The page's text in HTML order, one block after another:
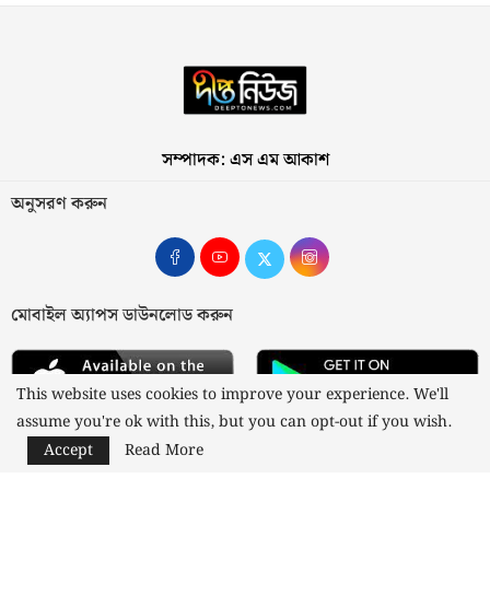
সম্পাদক: এস এম আকাশ
অনুসরণ করুন
মোবাইল অ্যাপস ডাউনলোড করুন
This website uses cookies to improve your experience. We'll
assume you're ok with this, but you can opt-out if you wish.
Accept
Read More